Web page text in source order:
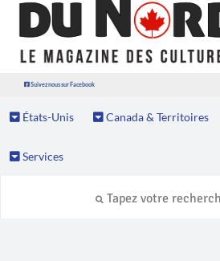
Suivez nous sur Facebook
États-Unis Canada & Territoires
Services